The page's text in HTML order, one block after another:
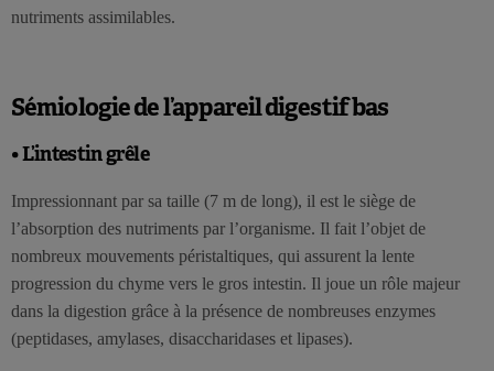
nutriments assimilables.
Sémiologie de l’appareil digestif bas
• L’intestin grêle
Impressionnant par sa taille (7 m de long), il est le siège de
l’absorption des nutriments par l’organisme. Il fait l’objet de
nombreux mouvements péristaltiques, qui assurent la lente
progression du chyme vers le gros intestin. Il joue un rôle majeur
dans la digestion grâce à la présence de nombreuses enzymes
(peptidases, amylases, disaccharidases et lipases).